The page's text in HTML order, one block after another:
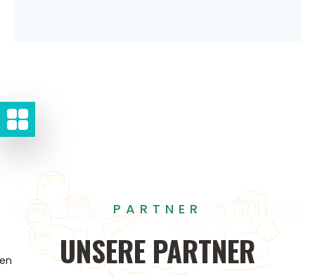
PARTNER
UNSERE PARTNER